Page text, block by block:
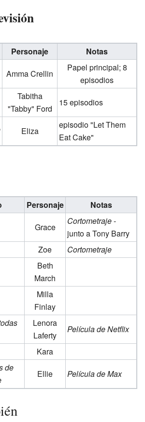
Personaje
Notas
Amma Crellin
Papel principal; 8
episodios
Tabitha
"Tabby" Ford
15 episodios
Eliza
episodio "Let Them
Eat Cake"
Personaje
Notas
Grace
Cortometraje-
junto a Tony Barry
Zoe
Cortometraje
Beth
March
Milla
Finlay
Lenora
Laferty
Película de Netflix
Kara
de
Ellie Película de Max